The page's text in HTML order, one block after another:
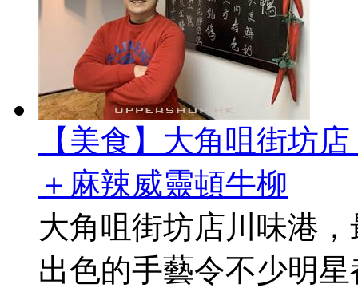
【美食】大角咀街坊
＋麻辣威靈頓牛柳
大角咀街坊店川味港
出色的手藝令不少明